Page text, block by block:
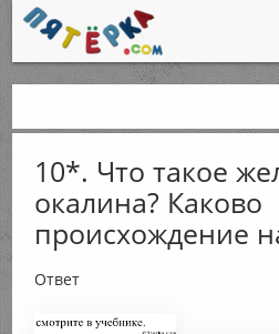
10*. Что такое
окалина? Каково
происхождение
Ответ